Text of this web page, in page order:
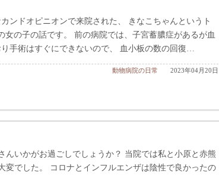
ンドオピニオンで来院された、 きなこちゃんというト
女の子の話です。 前の病院では、子宮蓄膿症があるが血
手術はすぐにできないので、 血小板の数の回復…
2023年04月20日
動物病院の日常
んいかがお過ごしでしょうか？ 当院では私と小原と赤熊
変でした。 コロナとインフルエンザは陰性で良かったの